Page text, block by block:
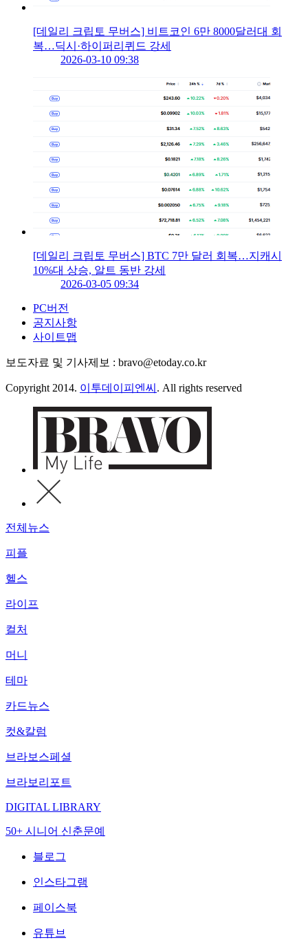
[데일리 크립토 무버스] 비트코인 6만 8000달러대 회
복…딕시·하이퍼리퀴드 강세
2026-03-10 09:38
[데일리 크립토 무버스] BTC 7만 달러 회복…지캐시
10%대 상승, 알트 동반 강세
2026-03-05 09:34
PC버전
공지사항
사이트맵
보도자료 및 기사제보 : bravo@etoday.co.kr
Copyright 2014. 이투데이피엔씨 . All rights reserved
전체뉴스
피플
헬스
라이프
컬처
머니
테마
카드뉴스
컷&칼럼
브라보스페셜
브라보리포트
DIGITAL LIBRARY
50+ 시니어 신춘문예
블로그
인스타그램
페이스북
유튜브